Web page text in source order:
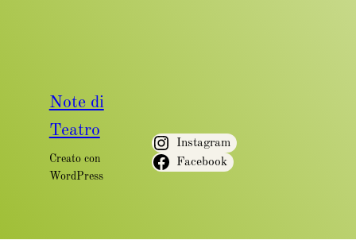
Note di
Teatro
Creato con
WordPress
Instagram
Facebook